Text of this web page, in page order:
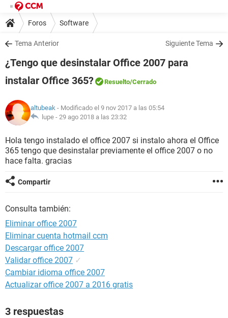
Foros Software
Tema Anterior Siguiente Tema
¿Tengo que desinstalar Office 2007 para
instalar Office 365?
Resuelto/Cerrado
altubeak - Modificado el 9 nov 2017 a las 05:54
lupe - 29 ago 2018 a las 23:32
Hola tengo instalado el office 2007 si instalo ahora el Office
365 tengo que desinstalar previamente el office 2007 o no
hace falta. gracias
Compartir
Consulta también:
Eliminar office 2007
Eliminar cuenta hotmail ccm
Descargar office 2007
Validar office 2007 ✓
Cambiar idioma office 2007
Actualizar office 2007 a 2016 gratis
3 respuestas